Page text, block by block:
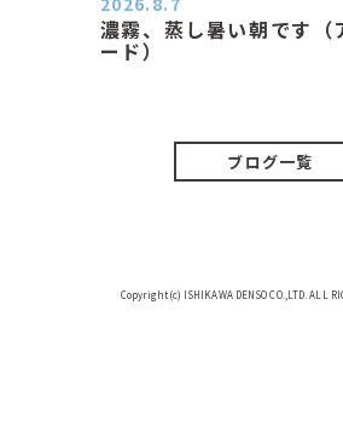
濃霧、蒸し暑い朝です（
ード）
ブログ一覧
Copyright(c) ISHIKAWA DENSO CO.,LTD. ALL